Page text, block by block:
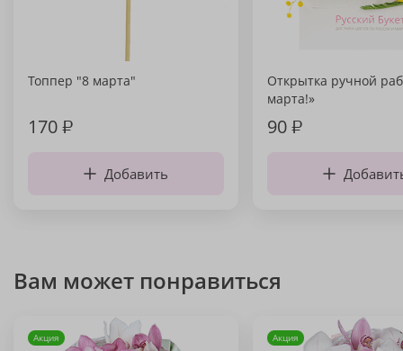
Топпер "8 марта"
170₽
Добавить
Открытка ручной
марта!»
90₽
Вам может понравиться
Акция Акция